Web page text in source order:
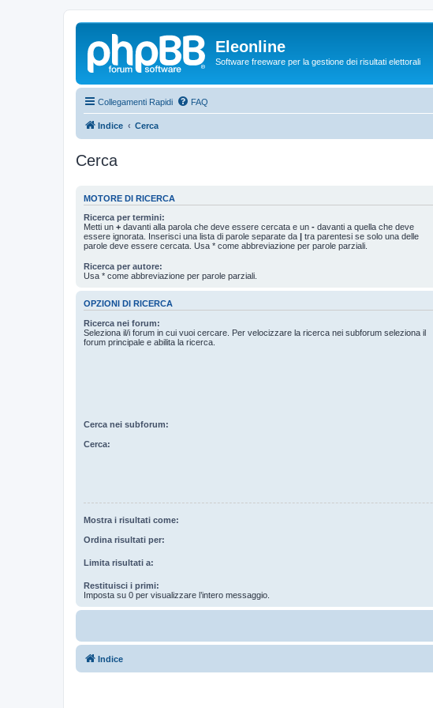
Eleonline
Software freeware per la gestione dei risultati elettorali
Collegamenti Rapidi FAQ
Indice Cerca
Cerca
MOTORE DI RICERCA
Ricerca per termini:
Metti un + davanti alla parola che deve essere cercata e un - davanti a quella che deve
essere ignorata. Inserisci una lista di parole separate da | tra parentesi se solo una delle
parole deve essere cercata. Usa * come abbreviazione per parole parziali.
Ricerca per autore:
Usa * come abbreviazione per parole parziali.
OPZIONI DI RICERCA
Ricerca nei forum:
Seleziona il/i forum in cui vuoi cercare. Per velocizzare la ricerca nei subforum seleziona il
forum principale e abilita la ricerca.
Cerca nei subforum:
Cerca:
Mostra i risultati come:
Ordina risultati per:
Limita risultati a:
Restituisci i primi:
Imposta su 0 per visualizzare l’intero messaggio.
Indice